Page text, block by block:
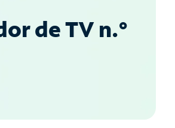
de TV n.°